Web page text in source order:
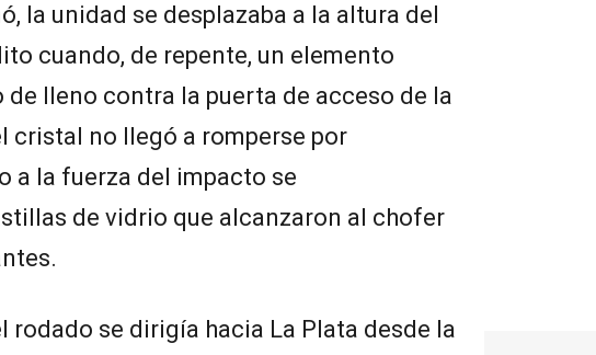
la unidad se desplazaba a la altura del
cuando, de repente, un elemento
lleno contra la puerta de acceso de la
cristal no llegó a romperse por
a la fuerza del impacto se
de vidrio que alcanzaron al chofer
rodado se dirigía hacia La Plata desde la